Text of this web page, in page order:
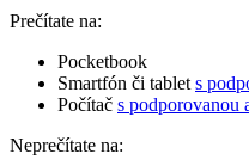
Prečítate na:
Pocketbook
Smartfón či tablet s
Počítač s podporovanou
Neprečítate na: